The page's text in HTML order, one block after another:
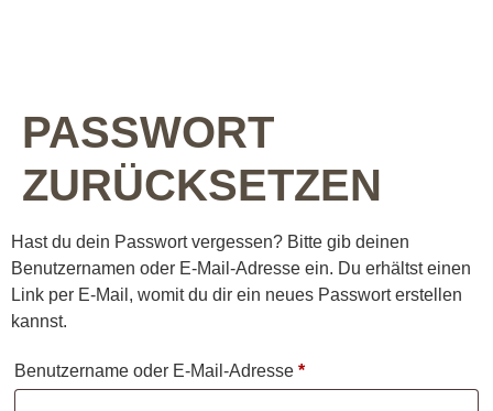
PASSWORT
ZURÜCKSETZEN
Hast du dein Passwort vergessen? Bitte gib deinen
Benutzernamen oder E-Mail-Adresse ein. Du erhältst einen
Link per E-Mail, womit du dir ein neues Passwort erstellen
kannst.
Benutzername oder E-Mail-Adresse *